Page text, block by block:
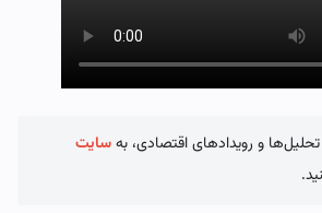
و رویدادهای اقتصادی، بهسایت